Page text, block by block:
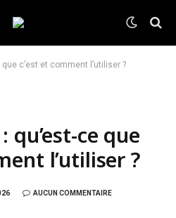
c’est et comment l’utiliser ?
qu’est-ce que
l’utiliser ?
AUCUN COMMENTAIRE